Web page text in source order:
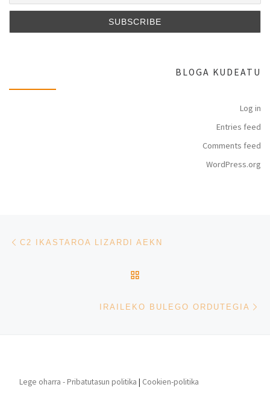
BLOGA KUDEATU
Log in
Entries feed
Comments feed
WordPress.org
Post navigation
C2 IKASTAROA LIZARDI AEKN
IRAILEKO BULEGO ORDUTEGIA
Lege oharra - Pribatutasun politika | Cookien-politika